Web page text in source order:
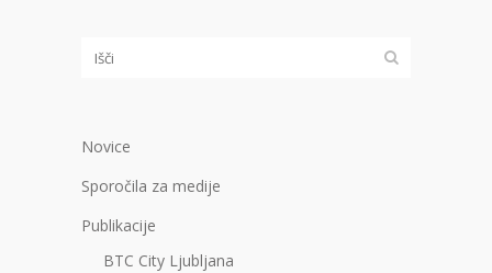
Novice
Sporočila za medije
Publikacije
BTC City Ljubljana